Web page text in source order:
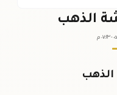
الذهب
٠٧:٢٣م